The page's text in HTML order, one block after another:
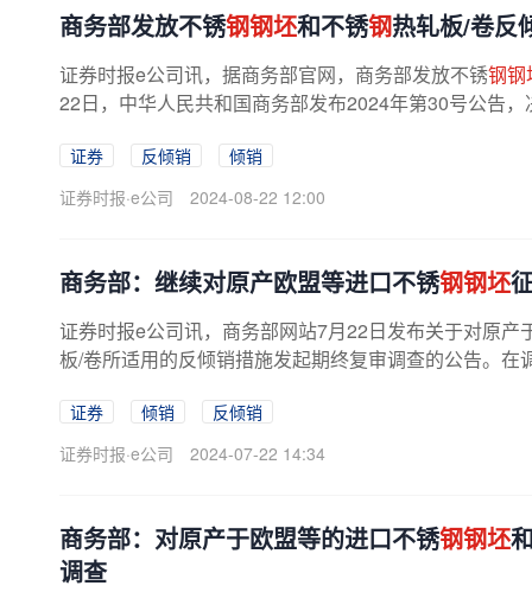
商务部发放不锈钢钢坯和不锈钢热轧板/卷反
证券时报e公司讯，据商务部官网，商务部发放不锈钢钢
22日，中华人民共和国商务部发布2024年第30号公告
证券 反倾销
倾销
证券时报·e公司
2024-08-22 12:00
商务部：继续对原产欧盟等进口不锈钢钢坯
证券时报e公司讯，商务部网站7月22日发布关于对原
板/卷所适用的反倾销措施发起期终复审调查的公告。
证券 倾销
反倾销
证券时报·e公司
2024-07-22 14:34
商务部：对原产于欧盟等的进口不锈钢钢坯
调查